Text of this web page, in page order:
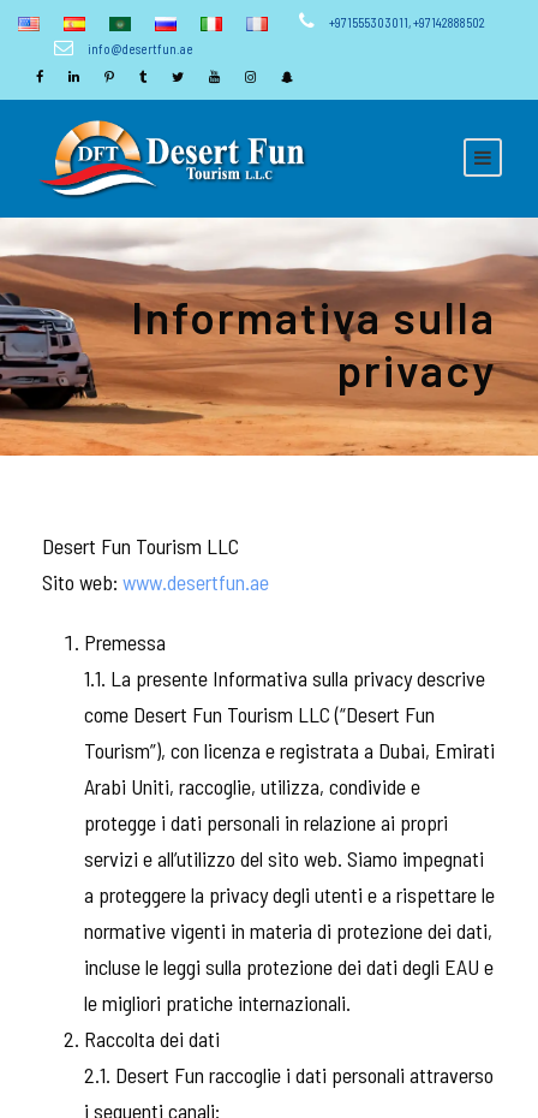
+971555303011,+97142888502
info@desertfun.ae
Informativa sulla
privacy
Desert Fun Tourism LLC
Sito web: www.desertfun.ae
Premessa
1.1. La presente Informativa sulla privacy descrive
come Desert Fun Tourism LLC (“Desert Fun
Tourism”), con licenza e registrata a Dubai, Emirati
Arabi Uniti, raccoglie, utilizza, condivide e
protegge i dati personali in relazione ai propri
servizi e all’utilizzo del sito web. Siamo impegnati
a proteggere la privacy degli utenti e a rispettare le
normative vigenti in materia di protezione dei dati,
incluse le leggi sulla protezione dei dati degli EAU e
le migliori pratiche internazionali.
Raccolta dei dati
2.1. Desert Fun raccoglie i dati personali attraverso
i seguenti canali: